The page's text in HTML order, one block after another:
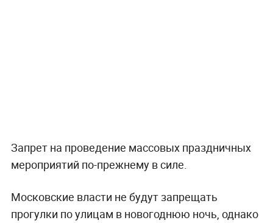
Запрет на проведение массовых праздничных
мероприятий по-прежнему в силе.
Московские власти не будут запрещать
прогулки по улицам в новогоднюю ночь, однако